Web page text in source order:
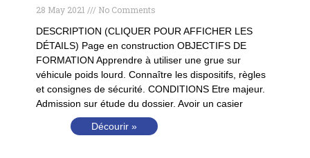
28 May 2021
No Comments
DESCRIPTION (CLIQUER POUR AFFICHER LES
DÉTAILS) Page en construction OBJECTIFS DE
FORMATION Apprendre à utiliser une grue sur
véhicule poids lourd. Connaître les dispositifs, règles
et consignes de sécurité. CONDITIONS Etre majeur.
Admission sur étude du dossier. Avoir un casier
Décourir »